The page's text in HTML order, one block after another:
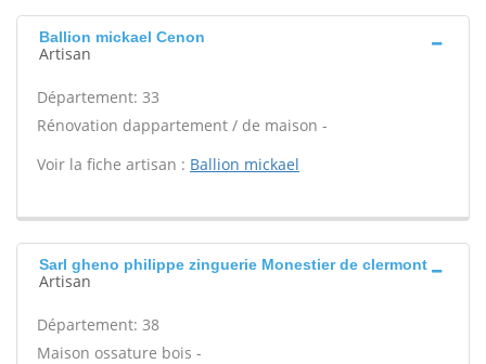
Ballion mickael Cenon
Artisan
Département: 33
Rénovation dappartement / de maison -
Voir la fiche artisan : Ballion mickael
Sarl gheno philippe zinguerie Monestier de clermont
Artisan
Département: 38
Maison ossature bois -